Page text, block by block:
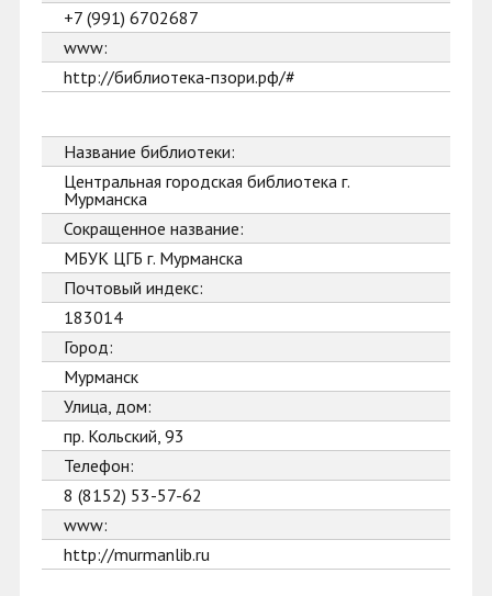
+7 (991) 6702687
www:
http://библиотека-пзори.рф/#
Название библиотеки:
Центральная городская библиотека г.
Мурманска
Сокращенное название:
МБУК ЦГБ г. Мурманска
Почтовый индекс:
183014
Город:
Мурманск
Улица, дом:
пр. Кольский, 93
Телефон:
8 (8152) 53-57-62
www:
http://murmanlib.ru